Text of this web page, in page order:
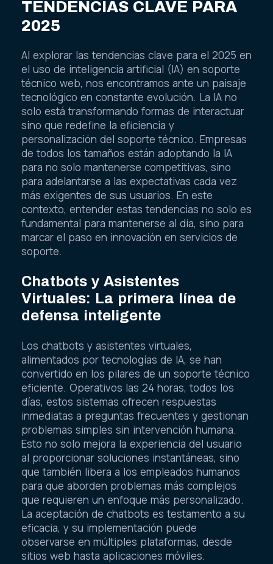
TENDENCIAS CLAVE PARA
2025
Al explorar las tendencias clave para el 2025 en
el uso de inteligencia artificial (IA) en soporte
técnico web, nos encontramos ante un paisaje
tecnológico en constante evolución. La IA no
solo está transformando formas de interactuar
sino que redefine la eficiencia y
personalización del soporte técnico. Empresas
de todos los tamaños están adoptando la IA
para no solo mantenerse competitivas, sino
para adelantarse a las expectativas cada vez
más exigentes de sus usuarios. En este
contexto, entender estas tendencias no solo es
fundamental para mantenerse al día, sino para
marcar el paso en innovación en servicios de
soporte.
Chatbots y Asistentes
Virtuales: La primera línea de
defensa inteligente
Los chatbots y asistentes virtuales,
alimentados por tecnologías de IA, se han
convertido en los pilares de un soporte técnico
eficiente. Operativos las 24 horas, todos los
días, estos sistemas ofrecen respuestas
inmediatas a preguntas frecuentes y gestionan
problemas simples sin intervención humana.
Esto no solo mejora la experiencia del usuario
al proporcionar soluciones instantáneas, sino
que también libera a los empleados humanos
para que aborden problemas más complejos
que requieren un enfoque más personalizado.
La aceptación de chatbots es testamento a su
eficacia, y su implementación puede
observarse en múltiples plataformas, desde
sitios web hasta aplicaciones móviles.